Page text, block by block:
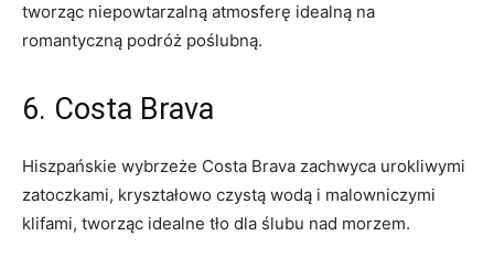
tworząc niepowtarzalną atmosferę idealną na
romantyczną‌ podróż poślubną.
6. Costa Brava
Hiszpańskie wybrzeże⁣ Costa Brava zachwyca ⁢urokliwymi
zatoczkami, kryształowo czystą wodą i‍ malowniczymi
klifami, tworząc ​idealne tło⁣ dla ‌ślubu nad ‌morzem.